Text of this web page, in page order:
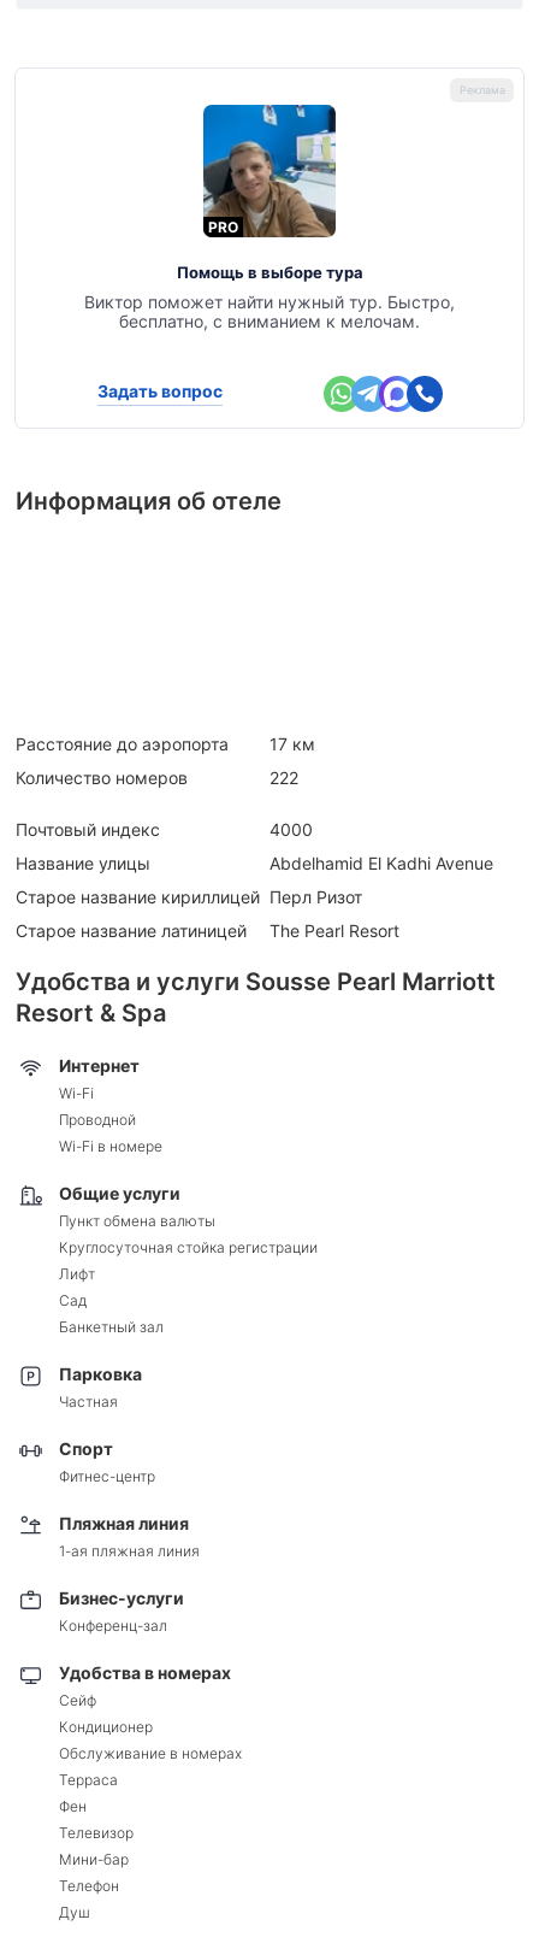
PRO
Помощь в выборе тура
Виктор поможет найти нужный тур. Быстро,
бесплатно, с вниманием к мелочам.
Задать вопрос
Информация об отеле
Расстояние до аэропорта
17 км
Количество номеров
222
Почтовый индекс
4000
Название улицы
Abdelhamid El Kadhi Avenue
Старое название кириллицей Перл Ризот
Старое название латиницей
The Pearl Resort
Удобства и услуги Sousse Pearl Marriott
Resort & Spa
Интернет
Wi-Fi
Проводной
Wi-Fi в номере
Общие услуги
Пункт обмена валюты
Круглосуточная стойка регистрации
Лифт
Сад
Банкетный зал
Парковка
Частная
Спорт
Фитнес-центр
Пляжная линия
1-ая пляжная линия
Бизнес-услуги
Конференц-зал
Удобства в номерах
Сейф
Кондиционер
Обслуживание в номерах
Терраса
Фен
Телевизор
Мини-бар
Телефон
Душ